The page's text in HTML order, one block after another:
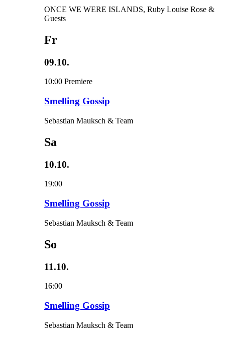
ONCE WE WERE ISLANDS, Ruby Louise Rose &
Guests
Fr
09.10.
10:00 Premiere
Smelling Gossip
Sebastian Mauksch & Team
Sa
10.10.
19:00
Smelling Gossip
Sebastian Mauksch & Team
So
11.10.
16:00
Smelling Gossip
Sebastian Mauksch & Team